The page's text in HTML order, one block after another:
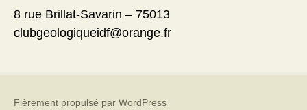
8 rue Brillat-Savarin – 75013
clubgeologiqueidf@orange.fr
Fièrement propulsé par WordPress